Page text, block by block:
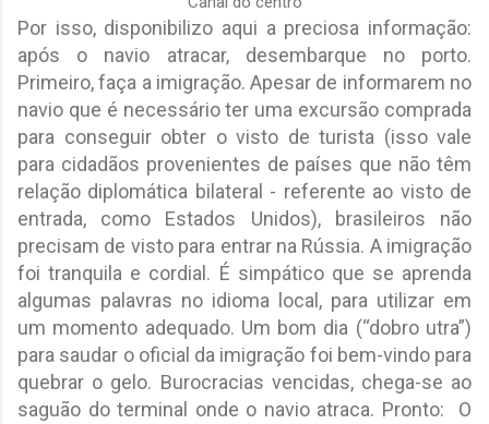
Por isso, disponibilizo aqui a preciosa informação:
após o navio atracar, desembarque no porto.
Primeiro, faça a imigração. Apesar de informarem no
navio que é necessário ter uma excursão comprada
para conseguir obter o visto de turista (isso vale
para cidadãos provenientes de países que não têm
relação diplomática bilateral - referente ao visto de
entrada, como Estados Unidos), brasileiros não
precisam de visto para entrar na Rússia. A imigração
foi tranquila e cordial. É simpático que se aprenda
algumas palavras no idioma local, para utilizar em
um momento adequado. Um bom dia (“dobro utra”)
para saudar o oficial da imigração foi bem-vindo para
quebrar o gelo. Burocracias vencidas, chega-se ao
saguão do terminal onde o navio atraca. Pronto: O